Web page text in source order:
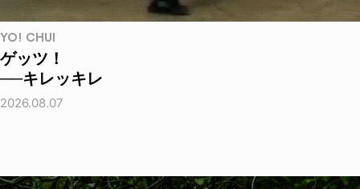
YO! CHUI
ゲッツ！
──キレッキレ
2026.08.07